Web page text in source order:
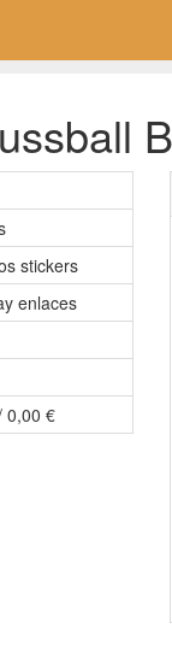
stickers
enlaces
0,00 €